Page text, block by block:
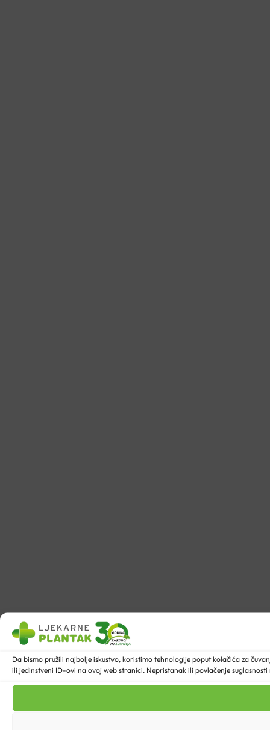
Da bismo pružili najbolje iskustvo, koristimo tehnologije poput kolačića za
ili jedinstveni ID-ovi na ovoj web stranici. Nepristanak ili povlačenje